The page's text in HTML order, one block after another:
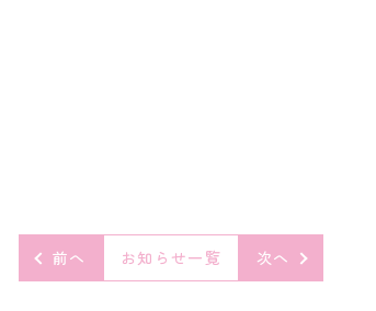
前へ お知らせ一覧 次へ